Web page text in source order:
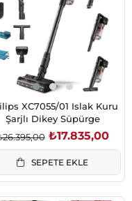
XC7055/01 Islak Kuru
Şarjlı Dikey Süpürge
₺17.835,00
SEPETE EKLE